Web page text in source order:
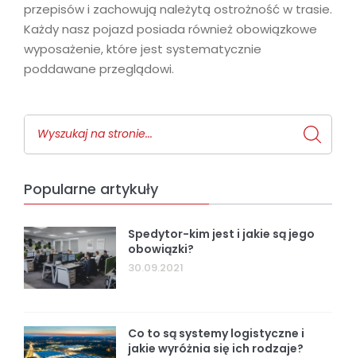
przepisów i zachowują należytą ostrożność w trasie.
Każdy nasz pojazd posiada również obowiązkowe
wyposażenie, które jest systematycznie
poddawane przeglądowi.
Popularne artykuły
Spedytor-kim jest i jakie są jego
obowiązki?
30.09.2021
Co to są systemy logistyczne i
jakie wyróżnia się ich rodzaje?